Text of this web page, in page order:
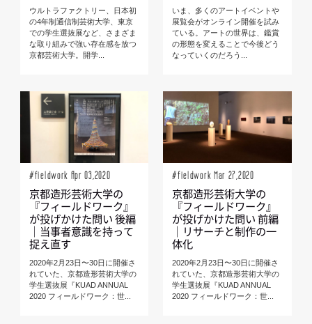
ウルトラファクトリー、日本初
の4年制通信制芸術大学、東京
での学生選抜展など、さまざま
な取り組みで強い存在感を放つ
京都芸術大学。開学...
いま、多くのアートイベントや
展覧会がオンライン開催を試み
ている。アートの世界は、鑑賞
の形態を変えることで今後どう
なっていくのだろう...
#fieldwork Apr 03,2020
京都造形芸術大学の
『フィールドワーク』
が投げかけた問い 後編
｜当事者意識を持って
捉え直す
2020年2月23日〜30日に開催さ
れていた、京都造形芸術大学の
学生選抜展『KUAD ANNUAL
2020 フィールドワーク：世...
#fieldwork Mar 27,2020
京都造形芸術大学の
『フィールドワーク』
が投げかけた問い 前編
｜リサーチと制作の一
体化
2020年2月23日〜30日に開催さ
れていた、京都造形芸術大学の
学生選抜展『KUAD ANNUAL
2020 フィールドワーク：世...